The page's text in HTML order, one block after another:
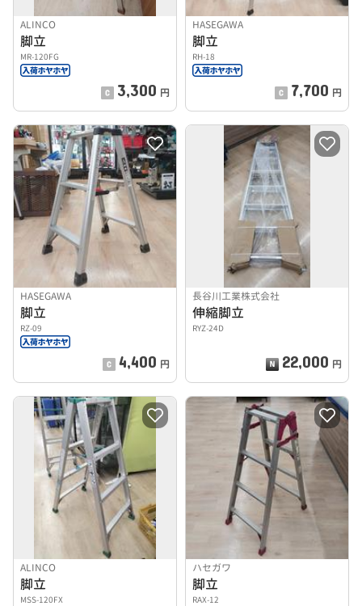
ALINCO
脚立
MR-120FG
3,300 円
HASEGAWA
脚立
RH-18
7,700 円
HASEGAWA
脚立
RZ-09
4,400 円
長谷川工業株式会社
伸縮脚立
RYZ-24D
22,000 円
ALINCO
脚立
MSS-120FX
ハセガワ
脚立
RAX-12